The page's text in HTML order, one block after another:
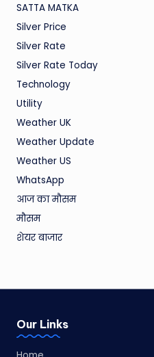
SATTA MATKA
Silver Price
Silver Rate
Silver Rate Today
Technology
Utility
Weather UK
Weather Update
Weather US
WhatsApp
आज का मौसम
मौसम
शेयर बाजार
Our Links